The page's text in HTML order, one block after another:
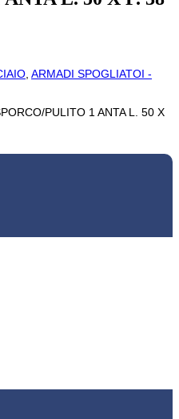
ARMADI SPOGLIATOI -
PULITO 1 ANTA L. 50 X